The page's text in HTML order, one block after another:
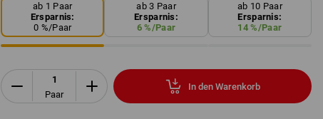
ab 1 Paar
Ersparnis:
0 %/Paar
ab 3 Paar
Ersparnis:
6 %/Paar
ab 10 Paar
Ersparnis:
14 %/Paar
Paar
In den Warenkorb